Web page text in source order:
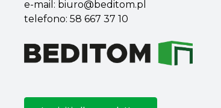
e-mail: biuro@beditom.pl
telefono: 58 667 37 10